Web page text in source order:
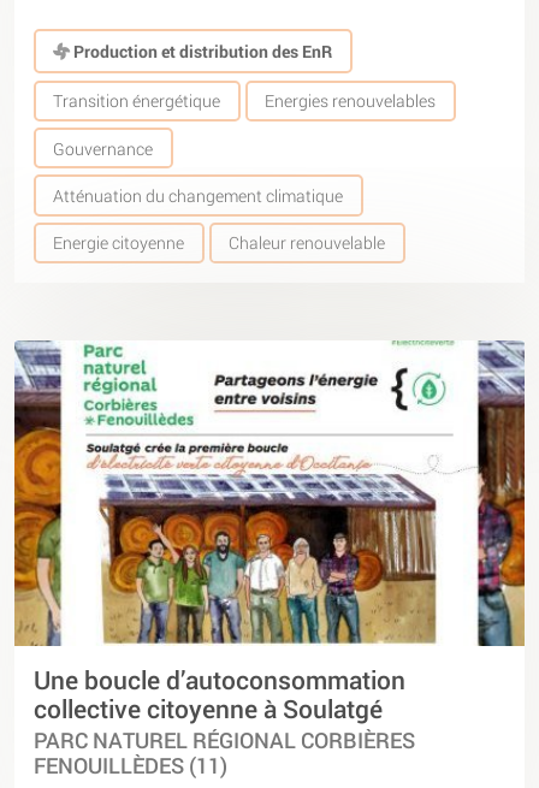
Production et distribution des EnR
Transition énergétique Energies renouvelables
Gouvernance
Atténuation du changement climatique
Energie citoyenne Chaleur renouvelable
Une boucle d’autoconsommation
collective citoyenne à Soulatgé
PARC NATUREL RÉGIONAL CORBIÈRES
FENOUILLÈDES (11)